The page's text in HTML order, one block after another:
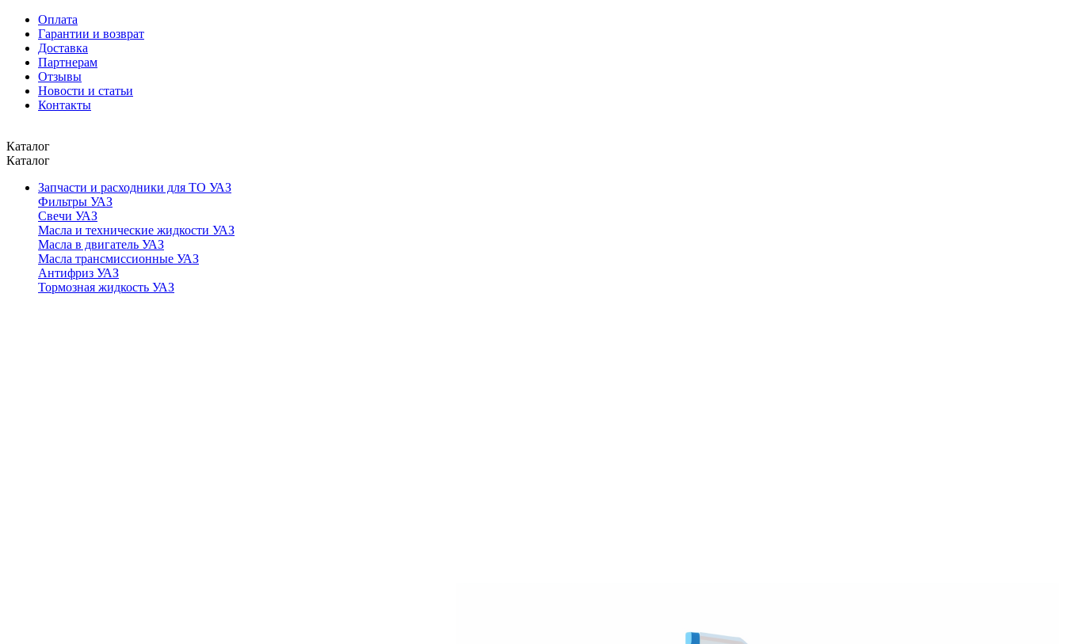
Оплата
Гарантии и возврат
Доставка
Партнерам
Отзывы
Новости и статьи
Контакты
Каталог
Каталог
Запчасти и расходники для ТО УАЗ
Фильтры УАЗ
Свечи УАЗ
Масла и технические жидкости УАЗ
Масла в двигатель УАЗ
Масла трансмиссионные УАЗ
Антифриз УАЗ
Тормозная жидкость УАЗ